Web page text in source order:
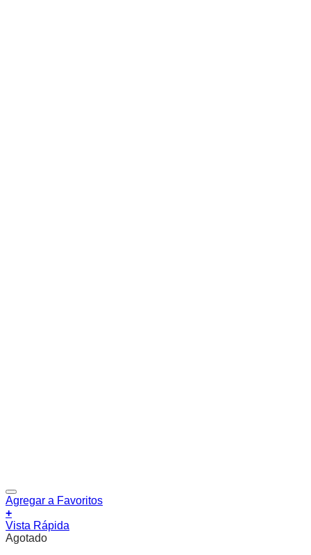
Agregar a Favoritos
+
Vista Rápida
Agotado